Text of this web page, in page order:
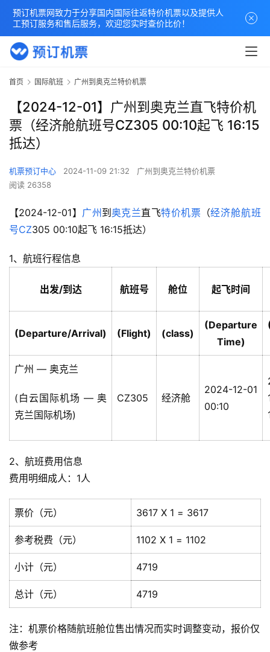
首页 国际航班 广州到奥克兰特价机票
【2024-12-01】广州到奥克兰直飞特价机
票（经济舱航班号CZ305 00:10起飞 16:15
抵达）
机票预订中心 2024-11-09 21:32
广州到奥克兰特价机票
阅读 26358
【2024-12-01】 广州 到 奥克兰直飞特价机票 （经济舱航班
号CZ305 00:10起飞 16:15抵达）
1、航班行程信息
出发/到达 航班号 舱位 起飞时间
(Departure/Arrival) (Flight) (class)
(Departure
Time)
广州 — 奥克兰
(白云国际机场 — 奥
克兰国际机场)
CZ305 经济舱
2024-12-01
00:10
2、航班费用信息
费用明细成人：1人
票价（元） 3617 X 1 = 3617
参考税费（元） 1102 X 1 = 1102
小计（元） 4719
总计（元） 4719
注：机票价格随航班舱位售出情况而实时调整变动，报价仅
做参考
预订机票网致力于分享国内国际往返特价机票以及提供人
工预订服务和售后服务，欢迎您实时查价比价！